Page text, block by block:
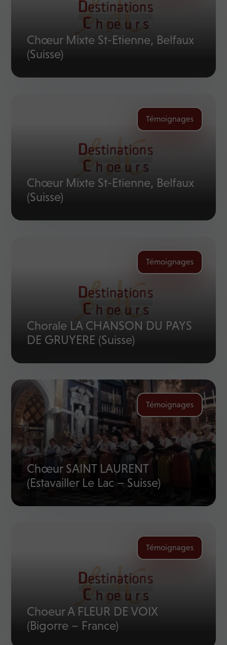
Chœur Mixte St-Etienne, Belfaux
(Suisse)
Témoignages
Chœur Mixte St-Etienne, Belfaux
(Suisse)
Témoignages
Chorale LA CHANSON DU PAYS
DE GRUYERE (Suisse)
Témoignages
Chœur SAINT LAURENT
(Estavailler Le Lac – Suisse)
Témoignages
Choeur A FLEUR DE VOIX
(Bigorre – France)